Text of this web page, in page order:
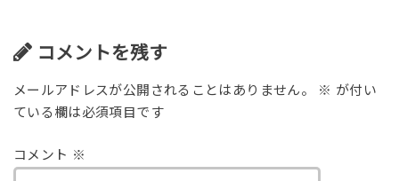
コメントを残す
メールアドレスが公開されることはありません。 ※ が付い
ている欄は必須項目です
コメント ※